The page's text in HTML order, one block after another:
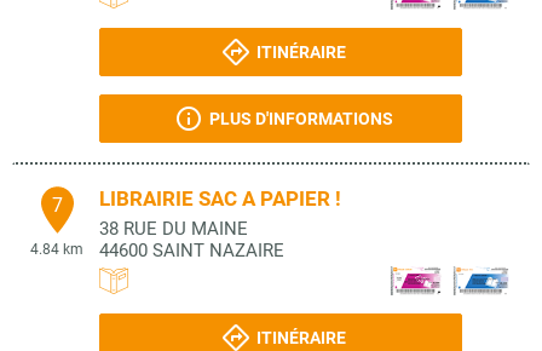
ITINÉRAIRE
PLUS D'INFORMATIONS
7
4.84 km
LIBRAIRIE SAC A PAPIER !
38 RUE DU MAINE
44600 SAINT NAZAIRE
ITINÉRAIRE